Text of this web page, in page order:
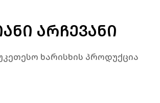
ᲐᲠᲩᲔᲕᲐᲜᲘ
ხარისხის პროდუქცია